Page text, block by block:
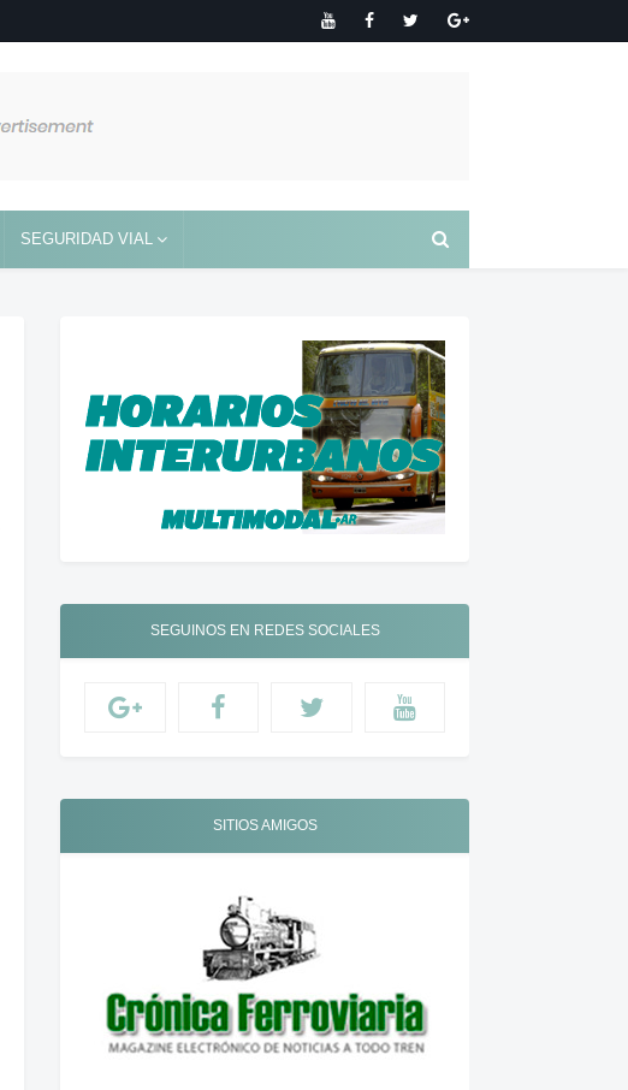
SEGURIDAD VIAL
SEGUINOS EN REDES SOCIALES
SITIOS AMIGOS